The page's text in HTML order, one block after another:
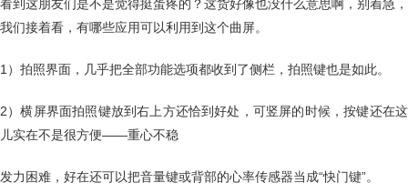
看到这朋友们是不是觉得挺蛋疼的？这货好像也没什么意思啊，别着急，
我们接着看，有哪些应用可以利用到这个曲屏。
1）拍照界面，几乎把全部功能选项都收到了侧栏，拍照键也是如此。
2）横屏界面拍照键放到右上方还恰到好处，可竖屏的时候，按键还在这
儿实在不是很方便——重心不稳
发力困难，好在还可以把音量键或背部的心率传感器当成“快门键”。